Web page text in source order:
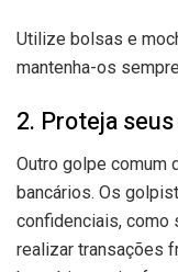
Utilize bolsas e
mantenha-os
2. Proteja
Outro golpe comum
bancários. Os
confidenciais, como
realizar transações